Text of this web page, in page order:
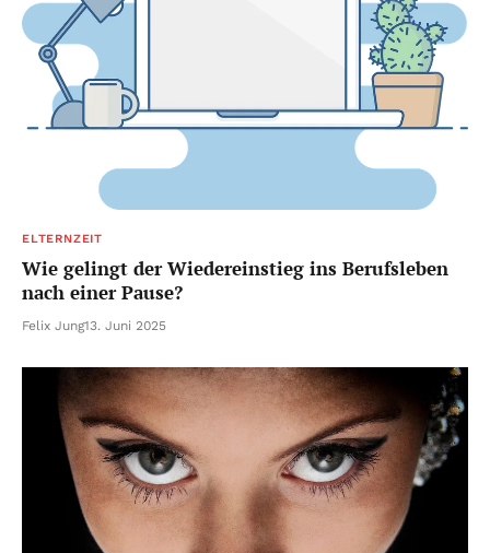
ELTERNZEIT
Wie gelingt der Wiedereinstieg ins Berufsleben
nach einer Pause?
Felix Jung13. Juni 2025